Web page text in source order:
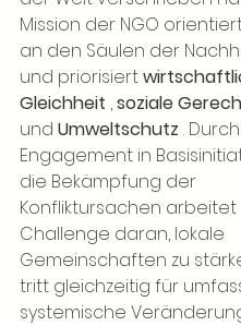
Mission der NGO
an den Säulen der
und priorisiert
Gleichheit ,soziale
und Umweltschutz .
Engagement in
die Bekämpfung der
Konfliktursachen arbeitet
Challenge daran, lokale
Gemeinschaften zu
tritt gleichzeitig für
systemische